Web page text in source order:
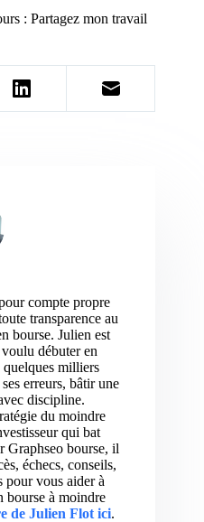
: Partagez mon travail
compte propre
transparence au
bourse. Julien est
débuter en
quelques milliers
erreurs, bâtir une
discipline.
du moindre
qui bat
Graphseo bourse, il
échecs, conseils,
pour vous aider à
bourse à moindre
de Julien Flot ici.